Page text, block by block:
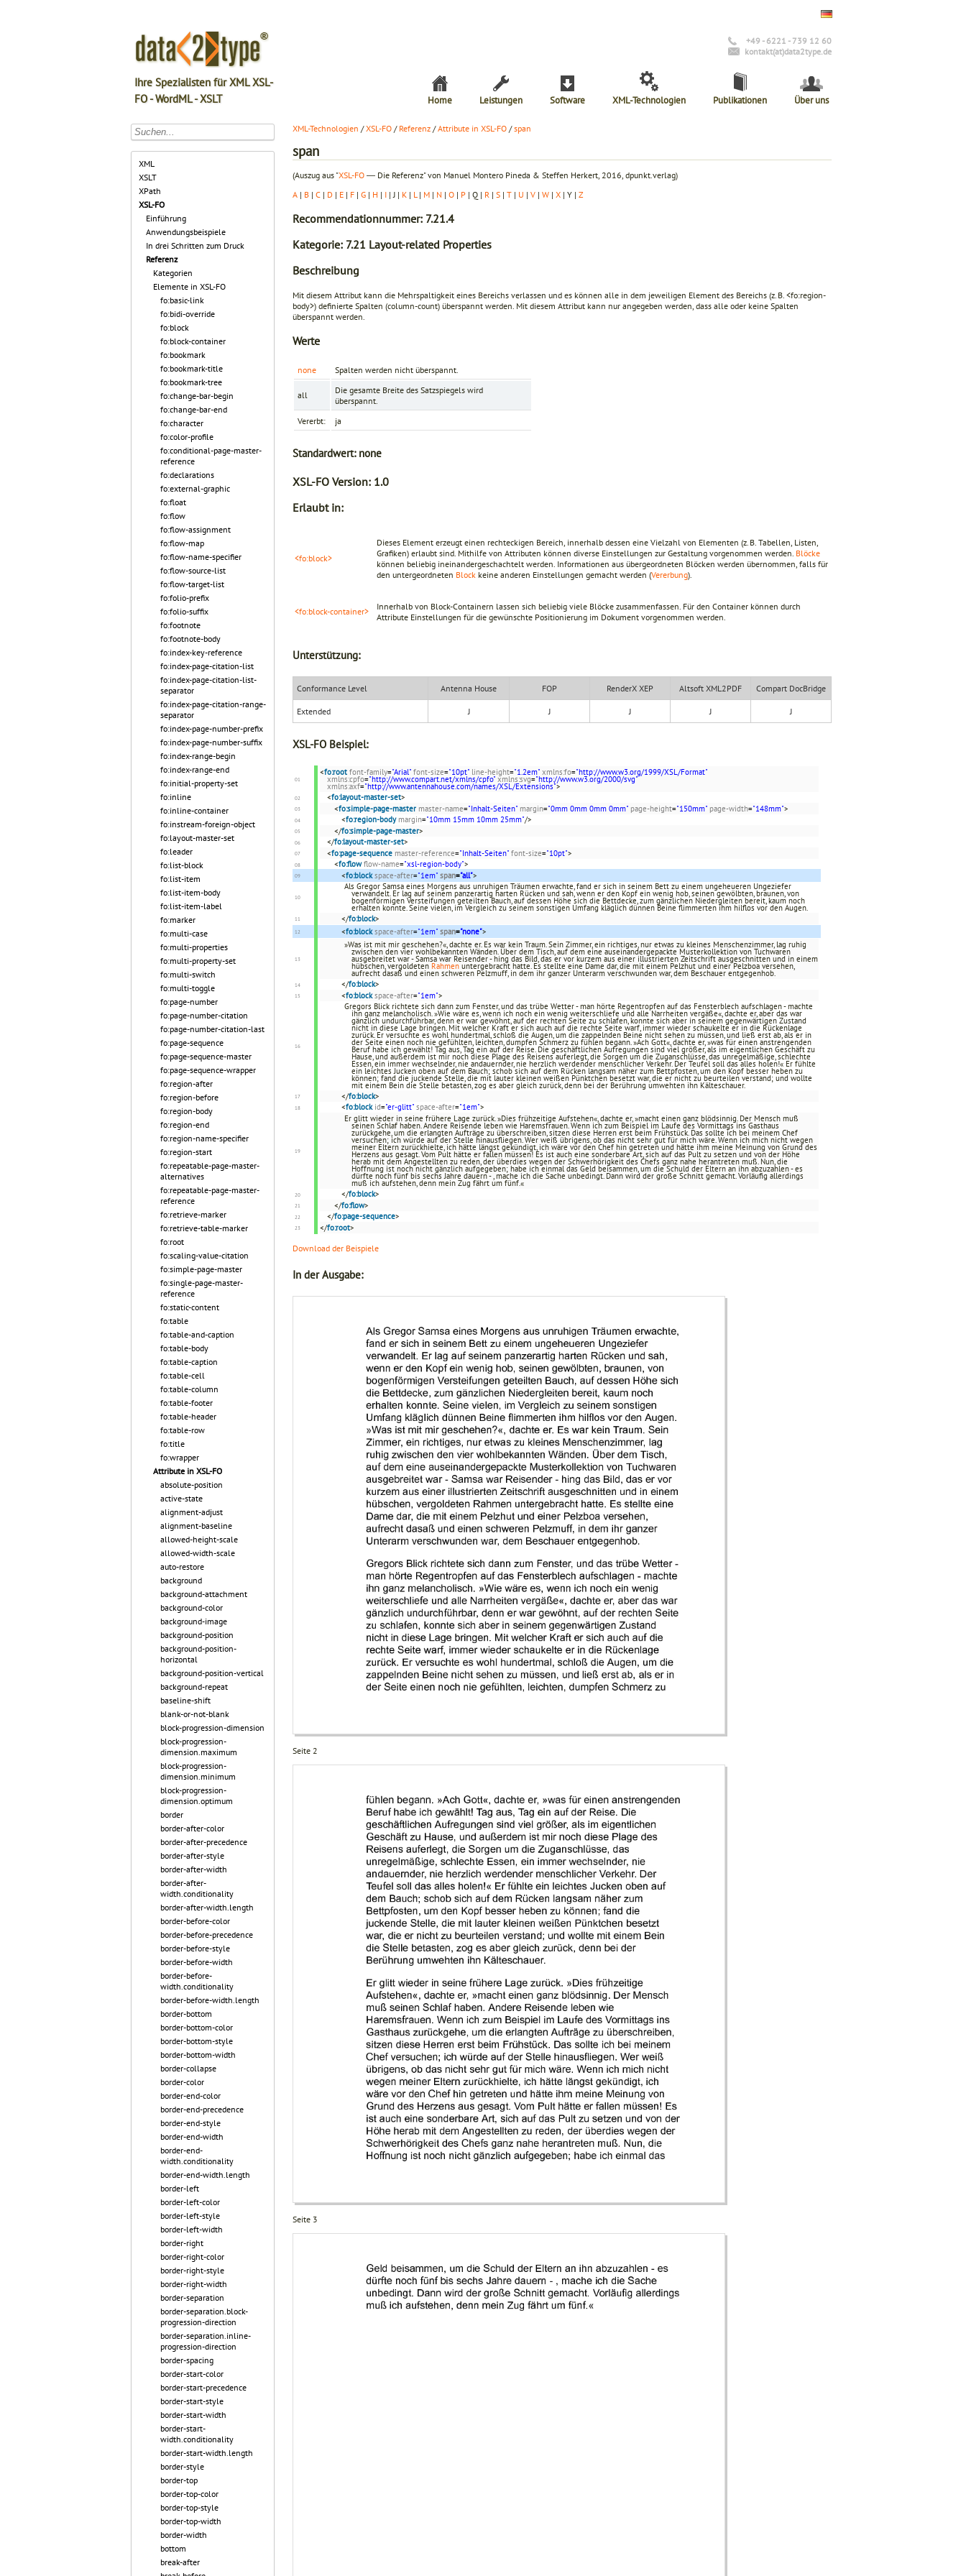
Ihre Spezialisten für XML XSL-
FO - WordML - XSLT
+49 - 6221 - 739 12 60
kontakt(at)data2type.de
Home Leistungen Software XML-Technologien Publikationen Über uns
XML
XSLT
XPath
XSL-FO
Einführung
Anwendungsbeispiele
In drei Schritten zum Druck
Referenz
Kategorien
Elemente in XSL-FO
fo:basic-link
fo:bidi-override
fo:block
fo:block-container
fo:bookmark
fo:bookmark-title
fo:bookmark-tree
fo:change-bar-begin
fo:change-bar-end
fo:character
fo:color-profile
fo:conditional-page-master-
reference
fo:declarations
fo:external-graphic
fo:float
fo:flow
fo:flow-assignment
fo:flow-map
fo:flow-name-specifier
fo:flow-source-list
fo:flow-target-list
fo:folio-prefix
fo:folio-suffix
fo:footnote
fo:footnote-body
fo:index-key-reference
fo:index-page-citation-list
fo:index-page-citation-list-
separator
fo:index-page-citation-range-
separator
fo:index-page-number-prefix
fo:index-page-number-suffix
fo:index-range-begin
fo:index-range-end
fo:initial-property-set
fo:inline
fo:inline-container
fo:instream-foreign-object
fo:layout-master-set
fo:leader
fo:list-block
fo:list-item
fo:list-item-body
fo:list-item-label
fo:marker
fo:multi-case
fo:multi-properties
fo:multi-property-set
fo:multi-switch
fo:multi-toggle
fo:page-number
fo:page-number-citation
fo:page-number-citation-last
fo:page-sequence
fo:page-sequence-master
fo:page-sequence-wrapper
fo:region-after
fo:region-before
fo:region-body
fo:region-end
fo:region-name-specifier
fo:region-start
fo:repeatable-page-master-
alternatives
fo:repeatable-page-master-
reference
fo:retrieve-marker
fo:retrieve-table-marker
fo:root
fo:scaling-value-citation
fo:simple-page-master
fo:single-page-master-
reference
fo:static-content
fo:table
fo:table-and-caption
fo:table-body
fo:table-caption
fo:table-cell
fo:table-column
fo:table-footer
fo:table-header
fo:table-row
fo:title
fo:wrapper
Attribute in XSL-FO
absolute-position
active-state
alignment-adjust
alignment-baseline
allowed-height-scale
allowed-width-scale
auto-restore
background
background-attachment
background-color
background-image
background-position
background-position-
horizontal
background-position-vertical
background-repeat
baseline-shift
blank-or-not-blank
block-progression-dimension
block-progression-
dimension.maximum
block-progression-
dimension.minimum
block-progression-
dimension.optimum
border
border-after-color
border-after-precedence
border-after-style
border-after-width
border-after-
width.conditionality
border-after-width.length
border-before-color
border-before-precedence
border-before-style
border-before-width
border-before-
width.conditionality
border-before-width.length
border-bottom
border-bottom-color
border-bottom-style
border-bottom-width
border-collapse
border-color
border-end-color
border-end-precedence
border-end-style
border-end-width
border-end-
width.conditionality
border-end-width.length
border-left
border-left-color
border-left-style
border-left-width
border-right
border-right-color
border-right-style
border-right-width
border-separation
border-separation.block-
progression-direction
border-separation.inline-
progression-direction
border-spacing
border-start-color
border-start-precedence
border-start-style
border-start-width
border-start-
width.conditionality
border-start-width.length
border-style
border-top
border-top-color
border-top-style
border-top-width
border-width
bottom
break-after
XML-Technologien /XSL-FO / Referenz /Attribute in XSL-FO /span
span
(Auszug aus "XSL-FO ― Die Referenz" von Manuel Montero Pineda & Steffen Herkert, 2016, dpunkt.verlag)
A | B | C | D | E | F | G | H | I | J | K | L | M | N | O | P | Q | R | S | T | U | V | W | X | Y | Z
Recommendationnummer: 7.21.4
Kategorie: 7.21 Layout-related Properties
Beschreibung
Mit diesem Attribut kann die Mehrspaltigkeit eines Bereichs verlassen und es können alle in dem jeweiligen Element des Bereichs (z. B. <fo:region-
body>) definierte Spalten (column-count) überspannt werden. Mit diesem Attribut kann nur angegeben werden, dass alle oder keine Spalten
überspannt werden.
Werte
none Spalten werden nicht überspannt.
all
Die gesamte Breite des Satzspiegels wird
überspannt.
Vererbt:
ja
Standardwert: none
XSL-FO Version: 1.0
Erlaubt in:
<fo:block>
Dieses Element erzeugt einen rechteckigen Bereich, innerhalb dessen eine Vielzahl von Elementen (z. B. Tabellen, Listen,
Grafiken) erlaubt sind. Mithilfe von Attributen können diverse Einstellungen zur Gestaltung vorgenommen werden. Blöcke
können beliebig ineinandergeschachtelt werden. Informationen aus übergeordneten Blöcken werden übernommen, falls für
den untergeordneten Block keine anderen Einstellungen gemacht werden (Vererbung).
<fo:block-container>
Innerhalb von Block-Containern lassen sich beliebig viele Blöcke zusammenfassen. Für den Container können durch
Attribute Einstellungen für die gewünschte Positionierung im Dokument vorgenommen werden.
Unterstützung:
Conformance Level Antenna House FOP RenderX XEP Altsoft XML2PDF Compart DocBridge
Extended J J J J J
XSL-FO Beispiel:
<fo:root font-family="Arial" font-size="10pt" line-height="1.2em" xmlns:fo="http://www.w3.org/1999/XSL/Format"
xmlns:cpfo="http://www.compart.net/xmlns/cpfo" xmlns:svg="http://www.w3.org/2000/svg"
xmlns:axf="http://www.antennahouse.com/names/XSL/Extensions">
<fo:layout-master-set>
<fo:simple-page-master master-name="Inhalt-Seiten" margin="0mm 0mm 0mm 0mm" page-height="150mm" page-width="148mm">
<fo:region-body margin="10mm 15mm 10mm 25mm"/>
</fo:simple-page-master>
</fo:layout-master-set>
<fo:page-sequence master-reference="Inhalt-Seiten" font-size="10pt">
<fo:flow flow-name="xsl-region-body">
<fo:block space-after="1em" span="all">
Als Gregor Samsa eines Morgens aus unruhigen Träumen erwachte, fand er sich in seinem Bett zu einem ungeheueren Ungeziefer
verwandelt. Er lag auf seinem panzerartig harten Rücken und sah, wenn er den Kopf ein wenig hob, seinen gewölbten, braunen, von
bogenförmigen Versteifungen geteilten Bauch, auf dessen Höhe sich die Bettdecke, zum gänzlichen Niedergleiten bereit, kaum noch
erhalten konnte. Seine vielen, im Vergleich zu seinem sonstigen Umfang kläglich dünnen Beine flimmerten ihm hilflos vor den Augen.
</fo:block>
<fo:block space-after="1em" span="none">
»Was ist mit mir geschehen?«, dachte er. Es war kein Traum. Sein Zimmer, ein richtiges, nur etwas zu kleines Menschenzimmer, lag ruhig
zwischen den vier wohlbekannten Wänden. Über dem Tisch, auf dem eine auseinandergepackte Musterkollektion von Tuchwaren
ausgebreitet war - Samsa war Reisender - hing das Bild, das er vor kurzem aus einer illustrierten Zeitschrift ausgeschnitten und in einem
hübschen, vergoldeten Rahmen untergebracht hatte. Es stellte eine Dame dar, die mit einem Pelzhut und einer Pelzboa versehen,
aufrecht dasaß und einen schweren Pelzmuff, in dem ihr ganzer Unterarm verschwunden war, dem Beschauer entgegenhob.
</fo:block>
<fo:block space-after="1em">
Gregors Blick richtete sich dann zum Fenster, und das trübe Wetter - man hörte Regentropfen auf das Fensterblech aufschlagen - machte
ihn ganz melancholisch. »Wie wäre es, wenn ich noch ein wenig weiterschliefe und alle Narrheiten vergäße«, dachte er, aber das war
gänzlich undurchführbar, denn er war gewöhnt, auf der rechten Seite zu schlafen, konnte sich aber in seinem gegenwärtigen Zustand
nicht in diese Lage bringen. Mit welcher Kraft er sich auch auf die rechte Seite warf, immer wieder schaukelte er in die Rückenlage
zurück. Er versuchte es wohl hundertmal, schloß die Augen, um die zappelnden Beine nicht sehen zu müssen, und ließ erst ab, als er in
der Seite einen noch nie gefühlten, leichten, dumpfen Schmerz zu fühlen begann. »Ach Gott«, dachte er, »was für einen anstrengenden
Beruf habe ich gewählt! Tag aus, Tag ein auf der Reise. Die geschäftlichen Aufregungen sind viel größer, als im eigentlichen Geschäft zu
Hause, und außerdem ist mir noch diese Plage des Reisens auferlegt, die Sorgen um die Zuganschlüsse, das unregelmäßige, schlechte
Essen, ein immer wechselnder, nie andauernder, nie herzlich werdender menschlicher Verkehr. Der Teufel soll das alles holen!« Er fühlte
ein leichtes Jucken oben auf dem Bauch; schob sich auf dem Rücken langsam näher zum Bettpfosten, um den Kopf besser heben zu
können; fand die juckende Stelle, die mit lauter kleinen weißen Pünktchen besetzt war, die er nicht zu beurteilen verstand; und wollte
mit einem Bein die Stelle betasten, zog es aber gleich zurück, denn bei der Berührung umwehten ihn Kälteschauer.
</fo:block>
<fo:block id="er-glitt" space-after="1em">
Er glitt wieder in seine frühere Lage zurück. »Dies frühzeitige Aufstehen«, dachte er, »macht einen ganz blödsinnig. Der Mensch muß
seinen Schlaf haben. Andere Reisende leben wie Haremsfrauen. Wenn ich zum Beispiel im Laufe des Vormittags ins Gasthaus
zurückgehe, um die erlangten Aufträge zu überschreiben, sitzen diese Herren erst beim Frühstück. Das sollte ich bei meinem Chef
versuchen; ich würde auf der Stelle hinausfliegen. Wer weiß übrigens, ob das nicht sehr gut für mich wäre. Wenn ich mich nicht wegen
meiner Eltern zurückhielte, ich hätte längst gekündigt, ich wäre vor den Chef hin getreten und hätte ihm meine Meinung von Grund des
Herzens aus gesagt. Vom Pult hätte er fallen müssen! Es ist auch eine sonderbare Art, sich auf das Pult zu setzen und von der Höhe
herab mit dem Angestellten zu reden, der überdies wegen der Schwerhörigkeit des Chefs ganz nahe herantreten muß. Nun, die
Hoffnung ist noch nicht gänzlich aufgegeben; habe ich einmal das Geld beisammen, um die Schuld der Eltern an ihn abzuzahlen - es
dürfte noch fünf bis sechs Jahre dauern - , mache ich die Sache unbedingt. Dann wird der große Schnitt gemacht. Vorläufig allerdings
muß ich aufstehen, denn mein Zug fährt um fünf.«
</fo:block>
</fo:flow>
</fo:page-sequence>
</fo:root>
Download der Beispiele
In der Ausgabe:
Seite 2
Seite 3